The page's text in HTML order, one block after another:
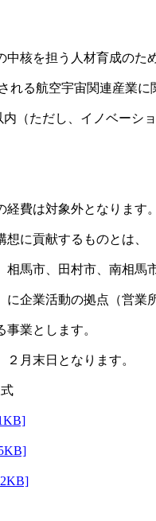
核を担う人材育成のた
る航空宇宙関連産業に
し、イノベーション
費は対象外となります。
に貢献するものとは、
相馬市、田村市、南相
に企業活動の拠点（営
業とします。
月末日となります。